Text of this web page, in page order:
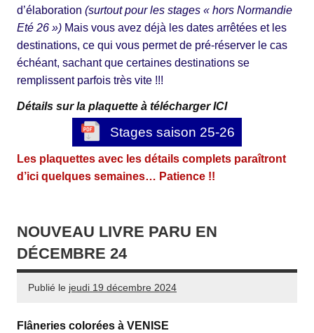
d’élaboration (surtout pour les stages « hors Normandie
Eté 26 ») Mais vous avez déjà les dates arrêtées et les
destinations, ce qui vous permet de pré-réserver le cas
échéant, sachant que certaines destinations se
remplissent parfois très vite !!!
Détails sur la plaquette à télécharger ICI
Stages saison 25-26
Les plaquettes avec les détails complets paraîtront
d’ici quelques semaines… Patience !!
NOUVEAU LIVRE PARU EN
DÉCEMBRE 24
Publié le jeudi 19 décembre 2024
Flâneries colorées à VENISE